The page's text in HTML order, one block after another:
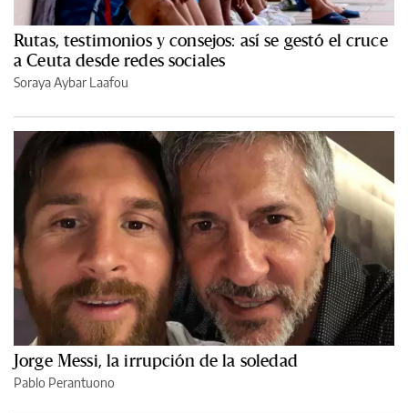
Rutas, testimonios y consejos: así se gestó el cruce
a Ceuta desde redes sociales
Soraya Aybar Laafou
Jorge Messi, la irrupción de la soledad
Pablo Perantuono